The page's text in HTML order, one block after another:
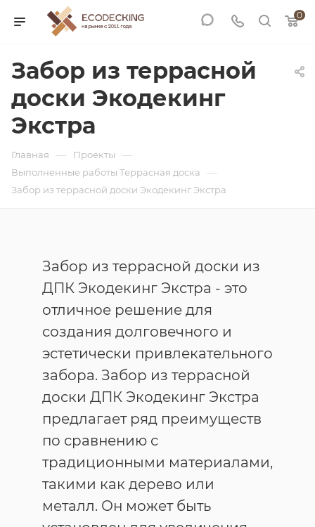
0
Забор из террасной
доски Экодекинг
Экстра
Главная — Проекты —
Выполненные работы Террасная доска —
Забор из террасной доски Экодекинг Экстра
Забор из террасной доски из
ДПК Экодекинг Экстра - это
отличное решение для
создания долговечного и
эстетически привлекательного
забора. Забор из террасной
доски ДПК Экодекинг Экстра
предлагает ряд преимуществ
по сравнению с
традиционными материалами,
такими как дерево или
металл. Он может быть